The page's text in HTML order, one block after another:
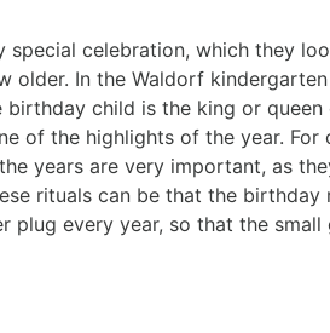
special celebration, which they
older. In the Waldorf
child is the king or queen
of the highlights of the year. For
years are very important, as
rituals can be that the birthday
plug every year, so that the